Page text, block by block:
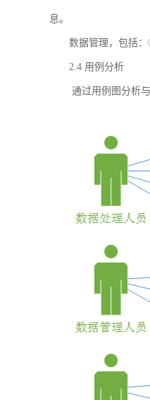
息。
数据管理，包括
2.4 用例分析
通过用例图分析